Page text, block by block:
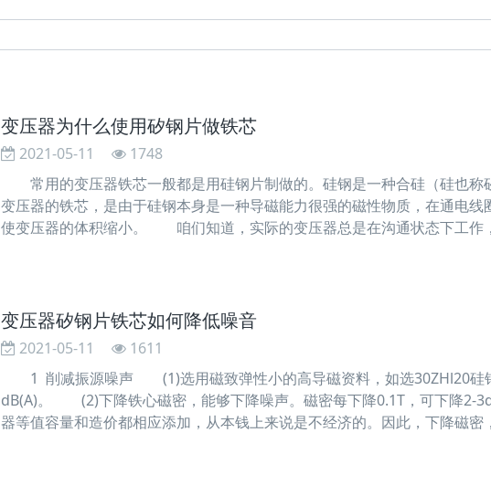
变压器为什么使用矽钢片做铁芯
2021-05-11
1748
常用的变压器铁芯一般都是用硅钢片制做的。硅钢是一种合硅（硅也称
变压器的铁芯，是由于硅钢本身是一种导磁能力很强的磁性物质，在通电
使变压器的体积缩小。 咱们知道，实际的变压器总是在沟通状态下工作
变压器矽钢片铁芯如何降低噪音
2021-05-11
1611
1 削减振源噪声 (1)选用磁致弹性小的高导磁资料，如选30ZHl20硅钢
dB(A)。 (2)下降铁心磁密，能够下降噪声。磁密每下降0.1T，可下降2-
器等值容量和造价都相应添加，从本钱上来说是不经济的。因此，下降